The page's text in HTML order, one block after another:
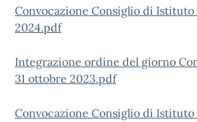
Convocazione Consiglio di
2024.pdf
Integrazione ordine del giorno
31 ottobre 2023.pdf
Convocazione Consiglio di Istituto